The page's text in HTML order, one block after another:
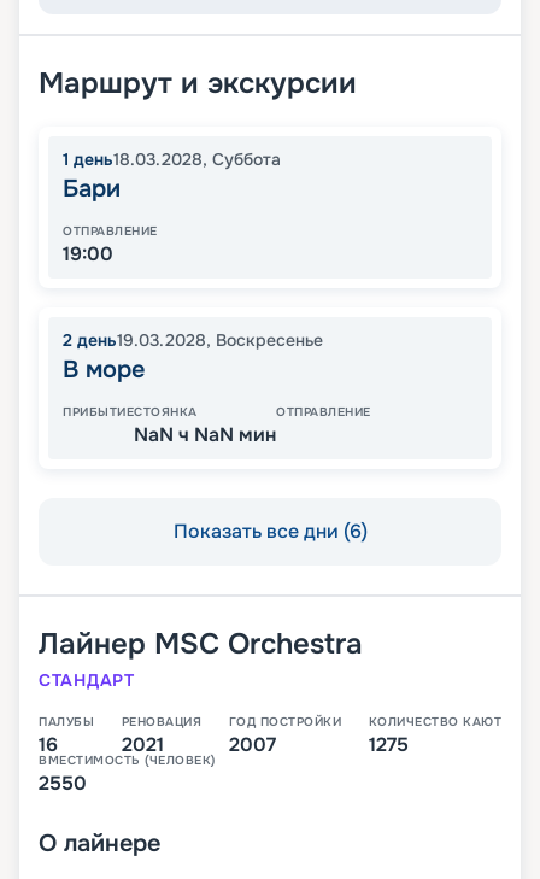
Маршрут и экскурсии
1 день18.03.2028, Суббота
Бари
ОТПРАВЛЕНИЕ
19:00
2 день19.03.2028, Воскресенье
В море
ПРИБЫТИЕСТОЯНКА
NaN ч NaN мин
ОТПРАВЛЕНИЕ
Показать все дни (6)
Лайнер MSC Orchestra
СТАНДАРТ
ПАЛУБЫ
16
РЕНОВАЦИЯ
2021
ГОД ПОСТРОЙКИ
2007
КОЛИЧЕСТВО КАЮТ
1275
ВМЕСТИМОСТЬ (ЧЕЛОВЕК)
2550
О лайнере